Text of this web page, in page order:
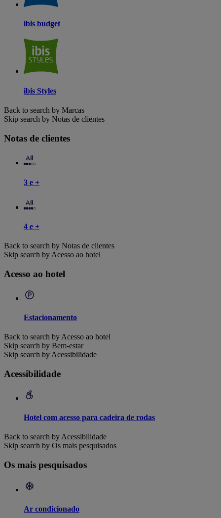
ibis budget
ibis Styles
Back to search by Marcas
Skip search by Notas de clientes
Notas de clientes
3 e +
4 e +
Back to search by Notas de clientes
Skip search by Acesso ao hotel
Acesso ao hotel
Estacionamento
Back to search by Acesso ao hotel
Skip search by Bem-estar
Skip search by Acessibilidade
Acessibilidade
Hotel com acesso para cadeira de rodas
Back to search by Acessibilidade
Skip search by Os mais pesquisados
Os mais pesquisados
Ar condicionado